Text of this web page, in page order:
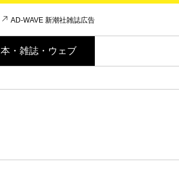
AD-WAVE 新潮社雑誌広告
本・雑誌・ウェブ